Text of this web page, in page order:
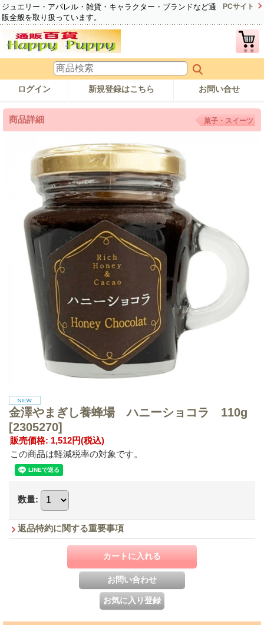
ジュエリー・アパレル・雑貨・キャラクター・ブランドなど通
販全般を取り扱っています。
PCサイト
ログイン 新規登録はこちら お問い合せ
商品詳細 菓子・スイーツ
金澤やまぎし養蜂場 ハニーショコラ 110g
[2305270]
販売価格: 1,512円(税込)
この商品は軽減税率の対象です。
数量:
返品特約に関する重要事項